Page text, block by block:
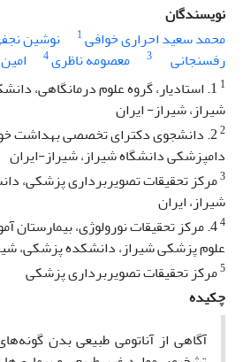
نویسندگان
محمد سعید احراری خوافی1 نوشین
رفسنجانی
3 معصومه ناظری4
1 1. استادیار، گروه علوم درمانگاهی،
شیراز، شیراز- ایران
2 2. دانشجوی دکترای تخصصی بهداشت
دامپزشکی دانشگاه شیراز، شیراز-ایران
3مرکز تحقیقات تصویربرداری پزشکی،
شیراز، ایران
4 4. مرکز تحقیقات نورولوژی، بیمارستان
علوم پزشکی شیراز، دانشکده پزشکی،
5مرکز تحقیقات تصویربرداری پزشکی
چکیده
آگاهی از آناتومی طبیعی بدن